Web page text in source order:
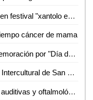
Participará secretaría de educación en festival "xantolo en tu ciudad"
cáncer de mama
Deporte Municipal se suma a conmemoración por "Día de Muertos"
Celebra 10º aniversario Universidad Intercultural de San Luis Potosí campus Tanquián
Enfocadas a la prevención brigadas auditivas y oftalmológicas: Huerta Robledo